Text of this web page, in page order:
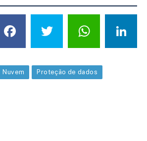
Facebook
Twitter
Nuvem Proteção de dados